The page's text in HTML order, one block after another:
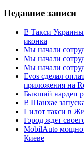
Недавние записи
В Такси Украины
иконка
Мы начали
Мы начали
Мы начали
Evos сделал
приложения на
Бывший нардеп
В Шанхае
Пилот такси в
Город ждет
MobilAuto мощно
Киеве